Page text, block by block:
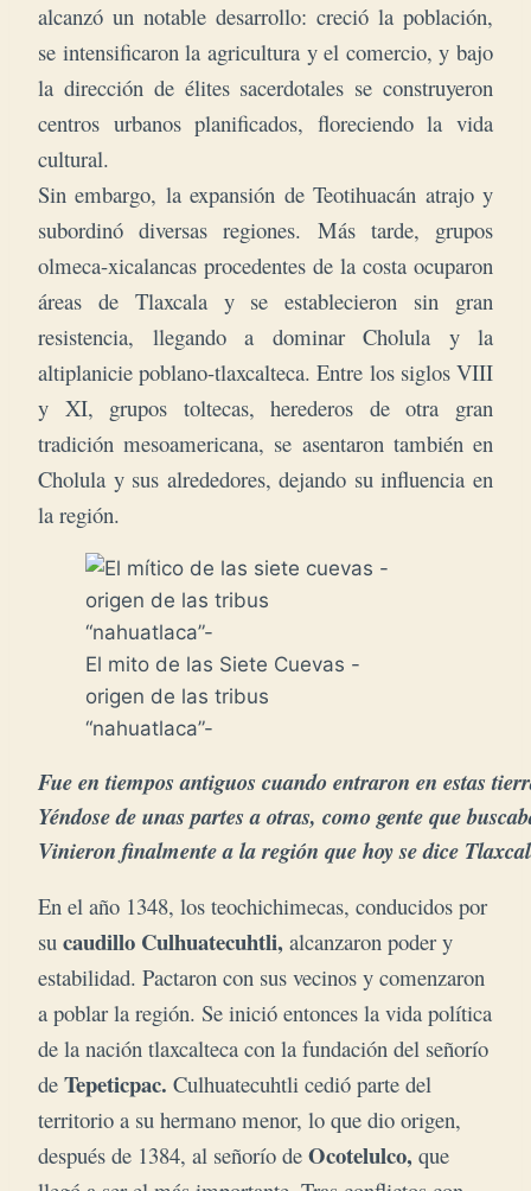
alcanzó un notable desarrollo: creció la población,
se intensificaron la agricultura y el comercio, y bajo
la dirección de élites sacerdotales se construyeron
centros urbanos planificados, floreciendo la vida
cultural.
Sin embargo, la expansión deTeotihuacán atrajo y
subordinó diversas regiones. Más tarde, grupos
olmeca-xicalancas procedentes de la costa ocuparon
áreas de Tlaxcala y se establecieron sin gran
resistencia, llegando a dominar Cholula y la
altiplanicie poblano-tlaxcalteca. Entre los siglos VIII
y XI, grupos toltecas, herederos de otra gran
tradición mesoamericana, se asentaron también en
Cholula y sus alrededores, dejando su influencia en
la región.
El mito de las Siete Cuevas -
origen de las tribus
“nahuatlaca”-
Fue en tiempos antiguos cuando entraron en estas
Yéndose de unas partes a otras, como gente que
Vinieron finalmente a la región que hoy se dice
En el año 1348, los teochichimecas, conducidos por
su caudillo Culhuatecuhtli, alcanzaron poder y
estabilidad. Pactaron con sus vecinos y comenzaron
a poblar la región. Se inició entonces la vida política
de la nación tlaxcalteca con la fundación del señorío
de Tepeticpac. Culhuatecuhtli cedió parte del
territorio a su hermano menor, lo que dio origen,
después de 1384, al señorío de Ocotelulco, que